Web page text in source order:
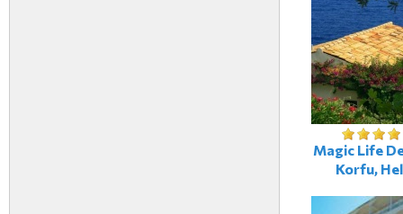
Magic Life
Korfu,